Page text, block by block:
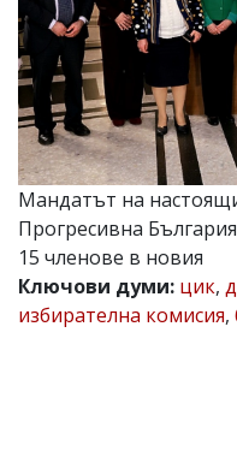
v.vasilev@flagman.bg
Катя
Касабова,
еmail:
k.kassabova@flagman.bg
Главен
редактор:
Иван
Колев,
email:
office@flagman.bg
Коментарите
под
Мандатът на
Прогресивна
15 членове в новия
Ключови думи: цик,
избирателна комисия,